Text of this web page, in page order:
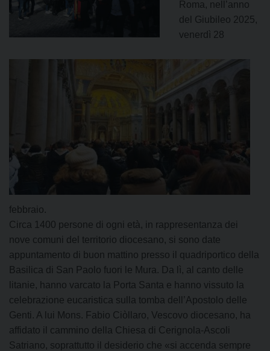
Roma, nell’anno
del Giubileo 2025,
venerdì 28
febbraio.
Circa 1400 persone di ogni età, in rappresentanza dei
nove comuni del territorio diocesano, si sono date
appuntamento di buon mattino presso il quadriportico della
Basilica di San Paolo fuori le Mura. Da lì, al canto delle
litanie, hanno varcato la Porta Santa e hanno vissuto la
celebrazione eucaristica sulla tomba dell’Apostolo delle
Genti. A lui Mons. Fabio Ciòllaro, Vescovo diocesano, ha
affidato il cammino della Chiesa di Cerignola-Ascoli
Satriano, soprattutto il desiderio che «si accenda sempre